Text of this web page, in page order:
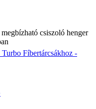
csiszoló henger